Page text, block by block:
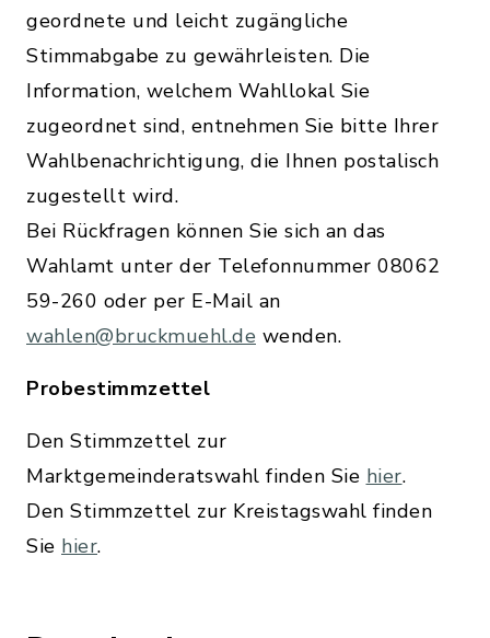
geordnete und leicht zugängliche
Stimmabgabe zu gewährleisten. Die
Information, welchem Wahllokal Sie
zugeordnet sind, entnehmen Sie bitte Ihrer
Wahlbenachrichtigung, die Ihnen postalisch
zugestellt wird.
Bei Rückfragen können Sie sich an das
Wahlamt unter der Telefonnummer 08062
59-260 oder per E-Mail an
wahlen@bruckmuehl.de wenden.
Probestimmzettel
Den Stimmzettel zur
Marktgemeinderatswahl finden Sie hier.
Den Stimmzettel zur Kreistagswahl finden
Sie hier.